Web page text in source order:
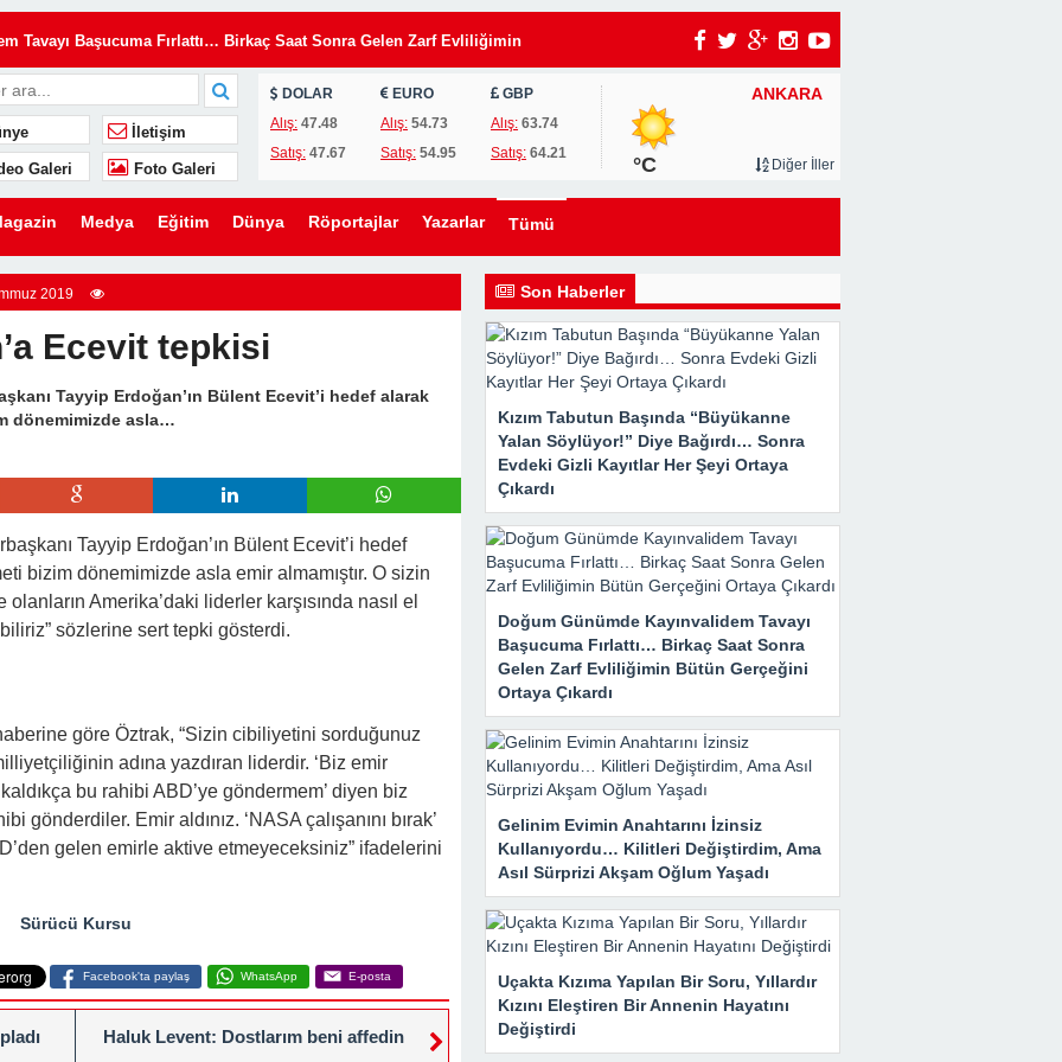
Tavayı Başucuma Fırlattı… Birkaç Saat Sonra Gelen Zarf Evliliğimin
Kullanıyordu… Kilitleri Değiştirdim, Ama Asıl Sürprizi Akşam Oğlum
Yıllardır Kızını Eleştiren Bir Annenin Hayatını Değiştirdi
Düğünümden Daha Önemli Gördü… Ama Eşimin Düğün Konuşması 200
Kovduğunu Sandı… Ama O Evin Gerçek Sahibinin Ben Olduğunu
Kaldırmak İstediler… Ama Bir Gencin Yaptığı Hareket O Gün Herkese
Kurmak İstedi… Ama Ona Hayatının En Büyük Dersini Vermeye
Yıllardır Sakladığı Gerçek Ortaya Çıktı
Etti, Ama Gerçek Çok Başkaydı
Yalan Söylüyor!” Diye Bağırdı… Sonra Evdeki Gizli Kayıtlar Her
İletişim
Galeri Foto Galeri
DOLAR
Alış: 47.48
Satış: 47.67
EURO
Alış:54.73
Satış:54.95
GBP
Alış:63.74
Satış:64.21
ANKARA
°C Diğer İller
Medya Eğitim Dünya Röportajlar Yazarlar Tümü
2019
Ecevit tepkisi
Tayyip Erdoğan’ın Bülent Ecevit’i hedef alarak
dönemimizde asla…
Tayyip Erdoğan’ın Bülent Ecevit’i hedef
bizim dönemimizde asla emir almamıştır. O sizin
Amerika’daki liderler karşısında nasıl el
sözlerine sert tepki gösterdi.
göre Öztrak, “Sizin cibiliyetini sorduğunuz
adına yazdıran liderdir. ‘Biz emir
bu rahibi ABD’ye göndermem’ diyen biz
gönderdiler. Emir aldınız. ‘NASA çalışanını bırak’
gelen emirle aktive etmeyeceksiniz” ifadelerini
Sürücü Kursu
Facebook'ta paylaş WhatsApp E-posta
Haluk Levent: Dostlarım beni affedin
Son Haberler
Kızım Tabutun Başında “Büyükanne
Yalan Söylüyor!” Diye Bağırdı… Sonra
Evdeki Gizli Kayıtlar Her Şeyi Ortaya
Çıkardı
Doğum Günümde Kayınvalidem Tavayı
Başucuma Fırlattı… Birkaç Saat Sonra
Gelen Zarf Evliliğimin Bütün Gerçeğini
Ortaya Çıkardı
Gelinim Evimin Anahtarını İzinsiz
Kullanıyordu… Kilitleri Değiştirdim, Ama
Asıl Sürprizi Akşam Oğlum Yaşadı
Uçakta Kızıma Yapılan Bir Soru, Yıllardır
Kızını Eleştiren Bir Annenin Hayatını
Değiştirdi